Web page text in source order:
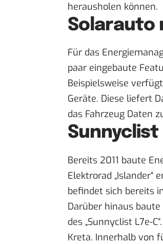
herausholen können.
Solarauto
Für das
paar eingebaute
Beispielsweise
Geräte. Diese liefert
das Fahrzeug Daten
Bereits 2011 baute
Elektrorad „Islander“
befindet sich bereits
Darüber hinaus
des „Sunnyclist L7e-
Kreta. Innerhalb von